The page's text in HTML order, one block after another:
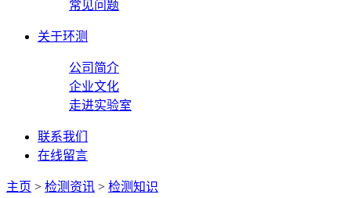
常见问题
关于环测
公司简介
企业文化
走进实验室
联系我们
在线留言
主页 > 检测资讯 > 检测知识